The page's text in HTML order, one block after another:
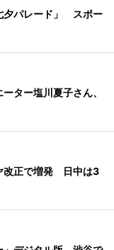
夕パレード」 スポー
ター塩川夏子さん、
改正で増発 日中は3